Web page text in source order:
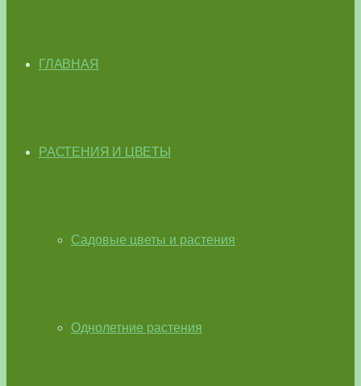
ГЛАВНАЯ
РАСТЕНИЯ И ЦВЕТЫ
Садовые цветы и растения
Однолетние растения